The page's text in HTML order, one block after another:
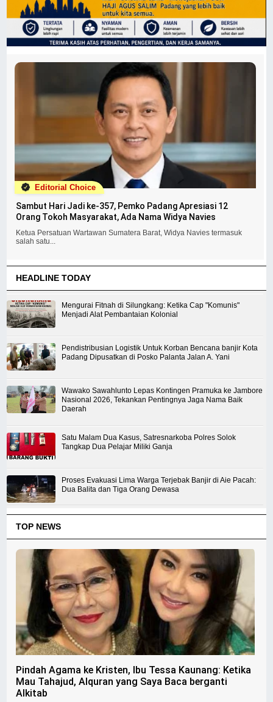
Editorial Choice
Sambut Hari Jadi ke-357, Pemko Padang Apresiasi 12
Orang Tokoh Masyarakat, Ada Nama Widya Navies
Ketua Persatuan Wartawan Sumatera Barat, Widya Navies termasuk
salah satu...
HEADLINE TODAY
Mengurai Fitnah di Silungkang: Ketika Cap "Komunis"
Menjadi Alat Pembantaian Kolonial
Pendistribusian Logistik Untuk Korban Bencana banjir Kota
Padang Dipusatkan di Posko Palanta Jalan A. Yani
Wawako Sawahlunto Lepas Kontingen Pramuka ke Jambore
Nasional 2026, Tekankan Pentingnya Jaga Nama Baik
Daerah
Satu Malam Dua Kasus, Satresnarkoba Polres Solok
Tangkap Dua Pelajar Miliki Ganja
Proses Evakuasi Lima Warga Terjebak Banjir di Aie Pacah:
Dua Balita dan Tiga Orang Dewasa
TOP NEWS
Pindah Agama ke Kristen, Ibu Tessa Kaunang: Ketika
Mau Tahajud, Alquran yang Saya Baca berganti
Alkitab